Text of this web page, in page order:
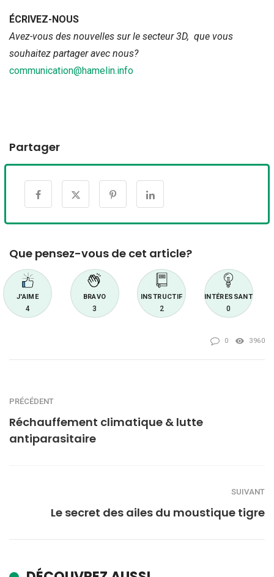
ÉCRIVEZ-NOUS
Avez-vous des nouvelles sur le secteur 3D, que vous
souhaitez partager avec nous?
communication@hamelin.info
Partager
Que pensez-vous de cet article?
J'AIME
4
BRAVO
3
INSTRUCTIF
2
INTÉRESSANT
0
0 3960
PRÉCÉDENT
Réchauffement climatique & lutte
antiparasitaire
SUIVANT
Le secret des ailes du moustique tigre